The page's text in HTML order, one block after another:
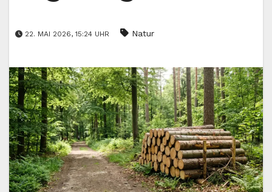
22. MAI 2026, 15:24 UHR Natur